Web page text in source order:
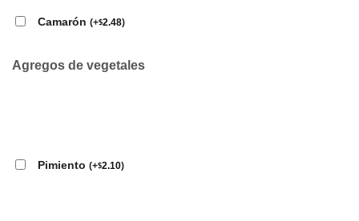
Camarón (+$2.48)
Agregos de vegetales
Pimiento (+$2.10)